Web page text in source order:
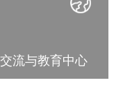
流与教育中心